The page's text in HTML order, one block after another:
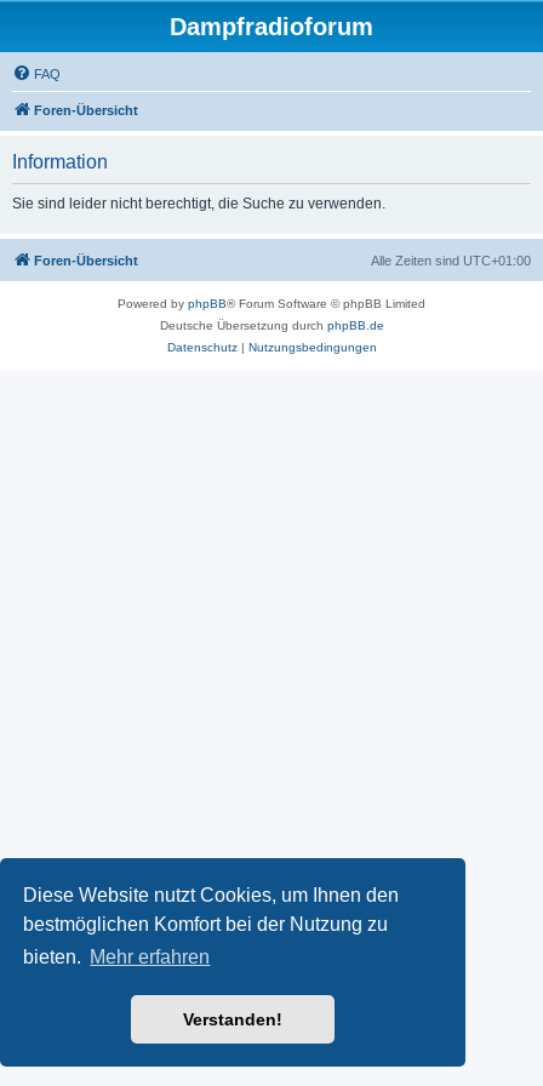
Diese Website nutzt Cookies, um Ihnen den
bestmöglichen Komfort bei der Nutzung zu
bieten. Mehr erfahren
Verstanden!
Dampfradioforum
FAQ
Foren-Übersicht
Information
Sie sind leider nicht berechtigt, die Suche zu verwenden.
Foren-Übersicht Alle Zeiten sind UTC+01:00
Powered by phpBB® Forum Software © phpBB Limited
Deutsche Übersetzung durch phpBB.de
Datenschutz| Nutzungsbedingungen